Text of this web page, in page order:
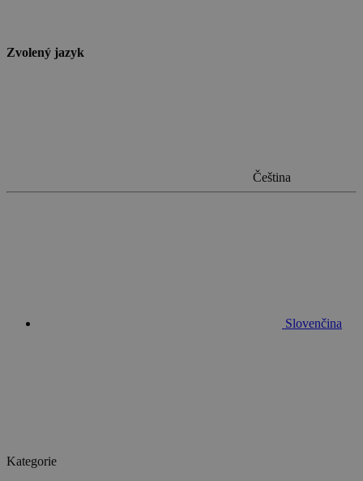
Zvolený jazyk
Čeština
Slovenčina
Kategorie